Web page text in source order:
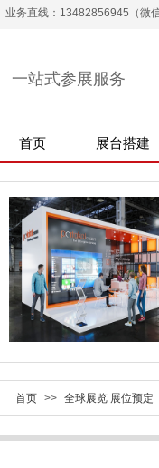
务直线：13482856945（微
一站式参展服务
首页 展台搭建
首页 >> 全球展览 展位预定